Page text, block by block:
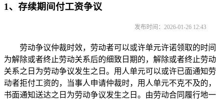
1、存续期间付工资争议
发布时间：2026-01-26 12:43
劳动争议仲裁时效，劳动者可以或许单元许诺领取的时间
为解除或者终止劳动关系后的细致日期的，解除或者终止劳动
关系之日为劳动争议发生之日。用人单元可以或许已面通知劳
动者拒付工资的，当事人申请仲裁时，用人单元不克不及的，
书面通知送达之日为劳动争议发生之日。由劳动合同履行地一